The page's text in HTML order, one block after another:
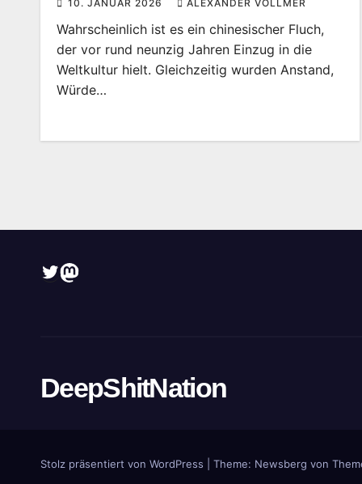
10. JANUAR 2026 ALEXANDER VOLLMER
Wahrscheinlich ist es ein chinesischer Fluch,
der vor rund neunzig Jahren Einzug in die
Weltkultur hielt. Gleichzeitig wurden Anstand,
Würde…
Twitter
Mastodon
DeepShitNation
Stolz präsentiert von WordPress Theme: Newsberg von